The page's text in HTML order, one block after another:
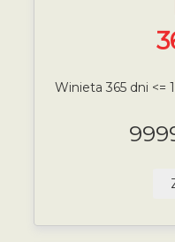
Winieta 365 dni <=